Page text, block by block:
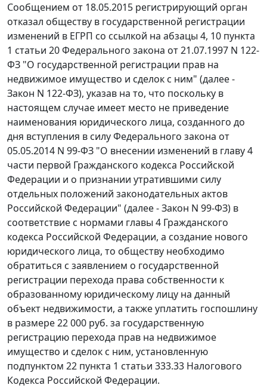
Сообщением от 18.05.2015 регистрирующий орган
отказал обществу в государственной регистрации
изменений в ЕГРП со ссылкой на абзацы 4, 10 пункта
1 статьи 20 Федерального закона от 21.07.1997 N 122-
ФЗ "О государственной регистрации прав на
недвижимое имущество и сделок с ним" (далее -
Закон N 122-ФЗ), указав на то, что поскольку в
настоящем случае имеет место не приведение
наименования юридического лица, созданного до
дня вступления в силу Федерального закона от
05.05.2014 N 99-ФЗ "О внесении изменений в главу 4
части первой Гражданского кодекса Российской
Федерации и о признании утратившими силу
отдельных положений законодательных актов
Российской Федерации" (далее - Закон N 99-ФЗ) в
соответствие с нормами главы 4 Гражданского
кодекса Российской Федерации, а создание нового
юридического лица, то обществу необходимо
обратиться с заявлением о государственной
регистрации перехода права собственности к
образованному юридическому лицу на данный
объект недвижимости, а также уплатить госпошлину
в размере 22 000 руб. за государственную
регистрацию перехода прав на недвижимое
имущество и сделок с ним, установленную
подпунктом 22 пункта 1 статьи 333.33 Налогового
Кодекса Российской Федерации.